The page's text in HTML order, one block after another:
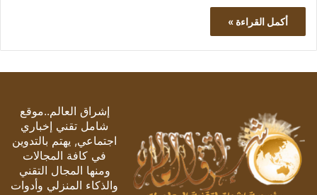
أكمل القراءة »
إشراق العالم..موقع
شامل تقني إخباري
اجتماعي, يهتم بالتدوين
في كافة المجالات
ومنها المجال التقني
والذكاء المنزلي وأدوات